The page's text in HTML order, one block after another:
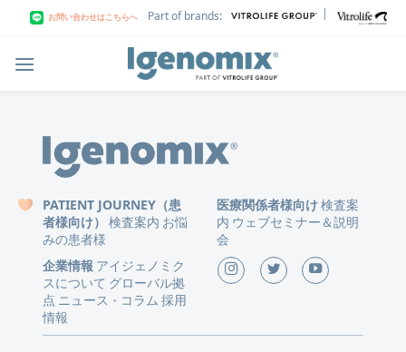
お問い合わせはこちらへ Part of brands: |
PATIENT JOURNEY（患
者様向け） 検査案内 お悩
みの患者様
医療関係者様向け検査案
内 ウェブセミナー＆説明
会
企業情報 アイジェノミク
スについて グローバル拠
点 ニュース ・ コラム 採用
情報